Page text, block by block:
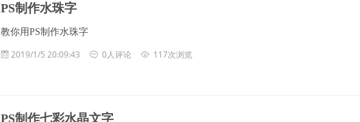
PS制作水珠字
教你用PS制作水珠字
2019/1/5 20:09:43 0人评论 117次浏览
PS制作七彩水晶文字